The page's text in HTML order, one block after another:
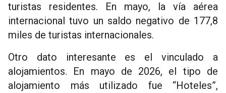
turistas residentes. En mayo, la vía aérea
internacional tuvo un saldo negativo de 177,8
miles de turistas internacionales.
Otro dato interesante es el vinculado a
alojamientos. En mayo de 2026, el tipo de
alojamiento más utilizado fue “Hoteles”,